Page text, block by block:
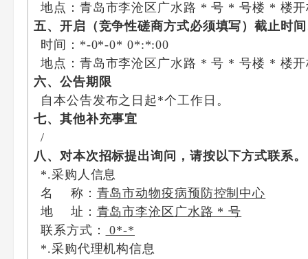
地点：青岛市李沧区广水路 * 号 * 号楼 * 楼
五、开启（竞争性磋商方式必须填写）截止时
时间：*-0*-0* 0*:*:00
地点：青岛市李沧区广水路 * 号 * 号楼 * 楼
六、公告期限
自本公告发布之日起 *个工作日。
七、其他补充事宜
/
八、对本次招标提出询问，请按以下方式联系。
*.采购人信息
名 称： 青岛市动物疫病预防控制中心
地 址： 青岛市李沧区广水路 * 号
联系方式：
0*-*
*.采购代理机构信息